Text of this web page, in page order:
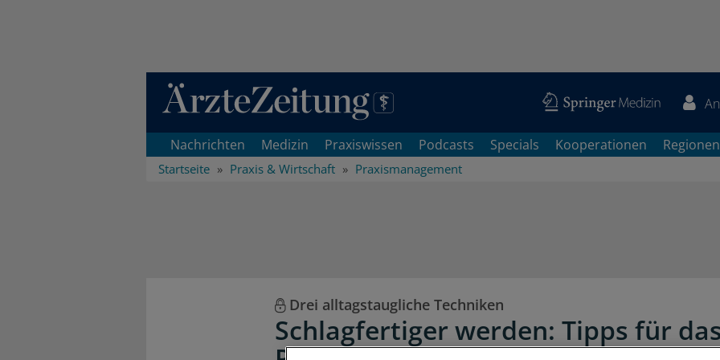
Direkt zum Inhaltsbereich
Nachrichten Medizin Praxiswissen Podcasts Specials Kooperationen Regionen
Startseite Praxis & Wirtschaft Praxismanagement
Drei alltagstaugliche Techniken
Schlagfertiger werden: Tipps für